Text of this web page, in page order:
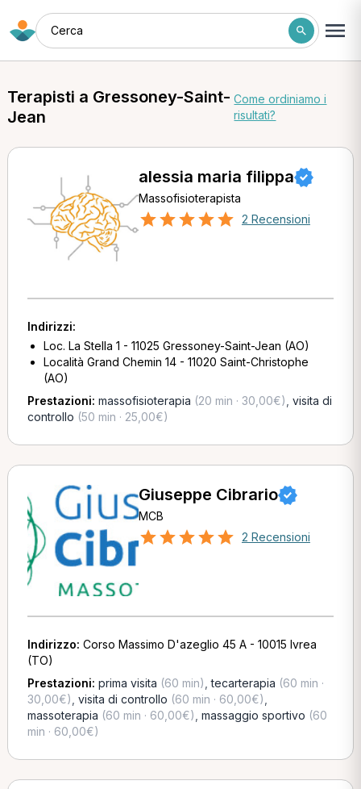
Cerca
Terapisti a Gressoney-Saint-
Jean
Come ordiniamo i
risultati?
alessia maria filippa
Massofisioterapista
2 Recensioni
Indirizzi:
Loc. La Stella 1 - 11025 Gressoney-Saint-Jean (AO)
Località Grand Chemin 14 - 11020 Saint-Christophe
(AO)
Prestazioni: massofisioterapia (20 min · 30,00€) visita di
controllo (50 min · 25,00€)
Giuseppe Cibrario
MCB
2 Recensioni
Indirizzo: Corso Massimo D'azeglio 45 A - 10015 Ivrea
(TO)
Prestazioni: prima visita (60 min) ,tecarterapia (60 min ·
30,00€) visita di controllo (60 min · 60,00€)
massoterapia (60 min · 60,00€) massaggio sportivo (60
min · 60,00€)